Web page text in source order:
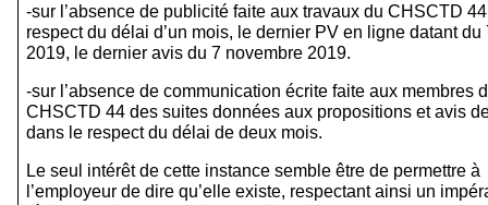
-sur l’absence de publicité faite aux travaux du CHSCTD
respect du délai d’un mois, le dernier PV en ligne datant du
2019, le dernier avis du 7 novembre 2019.
-sur l’absence de communication écrite faite aux membres
CHSCTD 44 des suites données aux propositions et avis
dans le respect du délai de deux mois.
Le seul intérêt de cette instance semble être de permettre à
l’employeur de dire qu’elle existe, respectant ainsi un